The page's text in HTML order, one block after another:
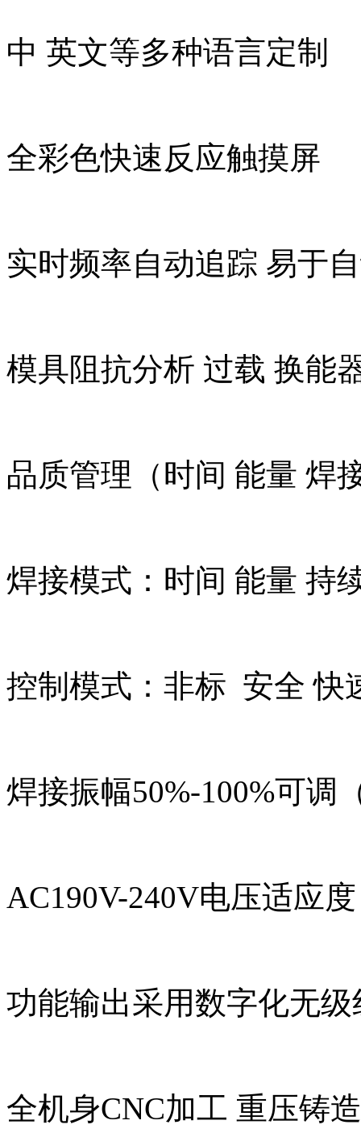
中 英文等多种语言定制
全彩色快速反应触摸屏
实时频率自动追踪 易于
模具阻抗分析 过载 换能
品质管理（时间 能量 焊
焊接模式：时间 能量 持
控制模式：非标 安全 快
焊接振幅50%-100%可调
AC190V-240V电压适应
功能输出采用数字化无
全机身CNC加工 重压铸